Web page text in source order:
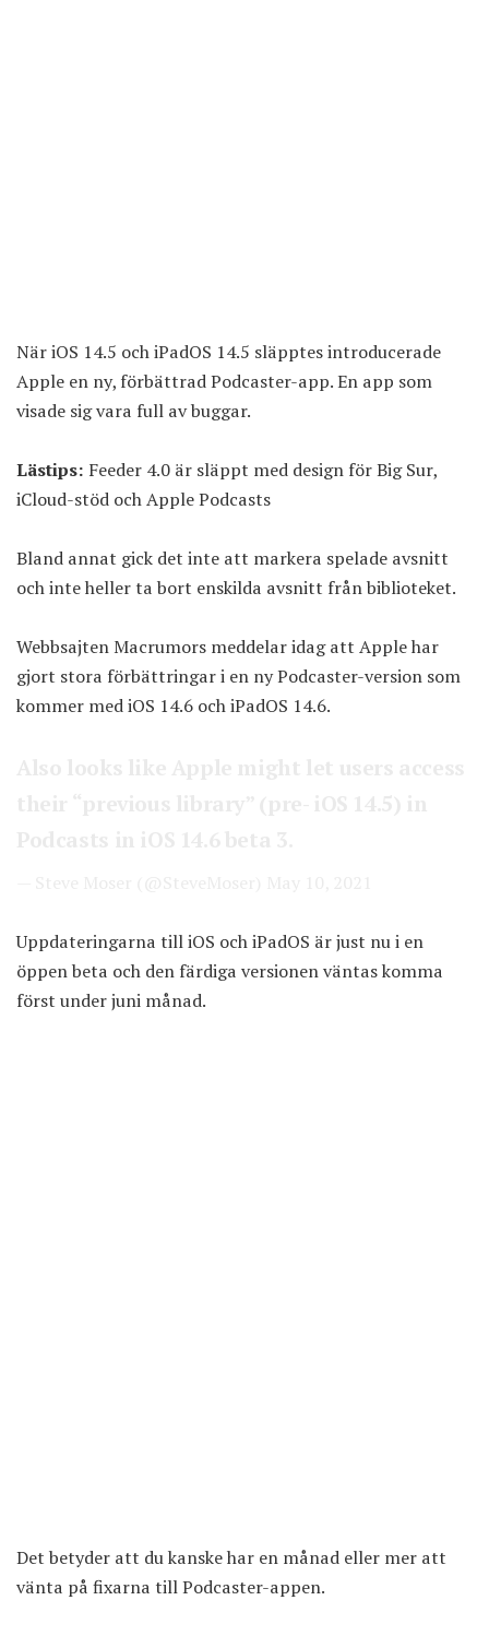
När iOS 14.5 och iPadOS 14.5 släpptes introducerade
Apple en ny, förbättrad Podcaster-app. En app som
visade sig vara full av buggar.
Lästips: Feeder 4.0 är släppt med design för Big Sur,
iCloud-stöd och Apple Podcasts
Bland annat gick det inte att markera spelade avsnitt
och inte heller ta bort enskilda avsnitt från biblioteket.
WebbsajtenMacrumors meddelar idag att Apple har
gjort stora förbättringar i en ny Podcaster-version som
kommer med iOS 14.6 och iPadOS 14.6.
Uppdateringarna till iOS och iPadOS är just nu i en
öppen beta och den färdiga versionen väntas komma
först under juni månad.
Det betyder att du kanske har en månad eller mer att
vänta på fixarna till Podcaster-appen.